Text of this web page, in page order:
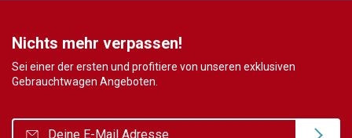
Nichts mehr verpassen!
Sei einer der ersten und profitiere von unseren exklusiven
Gebrauchtwagen Angeboten.